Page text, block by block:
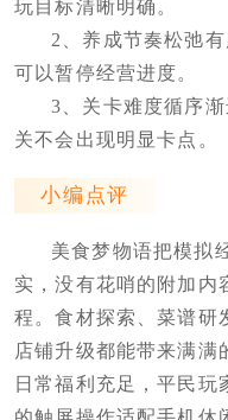
玩目标清晰明确。
2、养成节奏松弛
可以暂停经营进度。
3、关卡难度循序
关不会出现明显卡点。
小编点评
美食梦物语把模拟
实，没有花哨的附加内
程。食材探索、菜谱研
店铺升级都能带来满满
日常福利充足，平民玩